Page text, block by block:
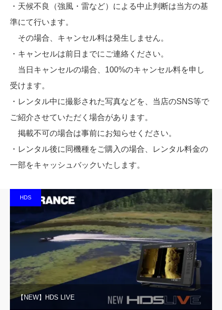
・天候不良（強風・雷など）による中止判断は当方の基
準にて行います。
その場合、キャンセル料は発生しません。
・キャンセルは前日までにご連絡ください。
当日キャンセルの場合、100%のキャンセル料を申し
受けます。
・レンタル中に撮影された写真などを、当店のSNS等で
ご紹介させていただく場合があります。
掲載不可の場合は事前にお知らせください。
・レンタル後に同機種をご購入の場合、レンタル料金の
一部をキャッシュバックいたします。
HDS
【NEW】HDS LIVE